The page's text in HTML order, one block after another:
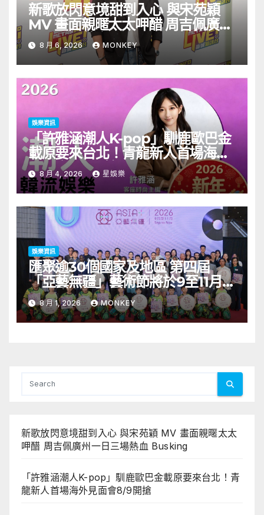
新歌放閃意境甜到入心 與宋苑穎
MV 畫面親暱太太呷醋 周吉佩廣州
一日三場熱血 Busking
8 月 6, 2026 MONKEY
娛樂資訊
「許雅涵潮人K-pop」馴鹿歐巴金
載原要來台北！青龍新人首場海外
見面會8/9開搶
8 月 4, 2026 星娛樂
娛樂資訊
匯聚逾30個國家及地區 第四屆
「亞藝無疆」藝術節將於9至11月舉
行 開幕節目《三角演義》音樂會演
出陣容包括王雙駿夥拍恭碩良 聯同
來自蒙古的Uuhai、韓國的KARDI
8 月 1, 2026 MONKEY
新歌放閃意境甜到入心 與宋苑穎 MV 畫面親暱太太
呷醋 周吉佩廣州一日三場熱血 Busking
「許雅涵潮人K-pop」馴鹿歐巴金載原要來台北！青
龍新人首場海外見面會8/9開搶